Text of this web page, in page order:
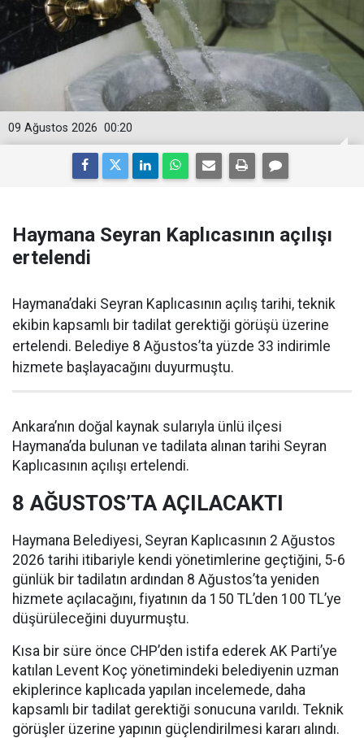
00:20
09 Ağustos 2026
Haymana Seyran Kaplıcasının açılışı
ertelendi
Haymana’daki Seyran Kaplıcasının açılış tarihi, teknik
ekibin kapsamlı bir tadilat gerektiği görüşü üzerine
ertelendi. Belediye 8 Ağustos’ta yüzde 33 indirimle
hizmete başlayacağını duyurmuştu.
Ankara’nın doğal kaynak sularıyla ünlü ilçesi
Haymana’da bulunan ve tadilata alınan tarihi Seyran
Kaplıcasının açılışı ertelendi.
8 AĞUSTOS’TA AÇILACAKTI
Haymana Belediyesi, Seyran Kaplıcasının 2 Ağustos
2026 tarihi itibariyle kendi yönetimlerine geçtiğini, 5-6
günlük bir tadilatın ardından 8 Ağustos’ta yeniden
hizmete açılacağını, fiyatının da 150 TL’den 100 TL’ye
düşürüleceğini duyurmuştu.
Kısa bir süre önce CHP’den istifa ederek AK Parti’ye
katılan Levent Koç yönetimindeki belediyenin uzman
ekiplerince kaplıcada yapılan incelemede, daha
kapsamlı bir tadilat gerektiği sonucuna varıldı. Teknik
görüşler üzerine yapının güçlendirilmesi kararı alındı.